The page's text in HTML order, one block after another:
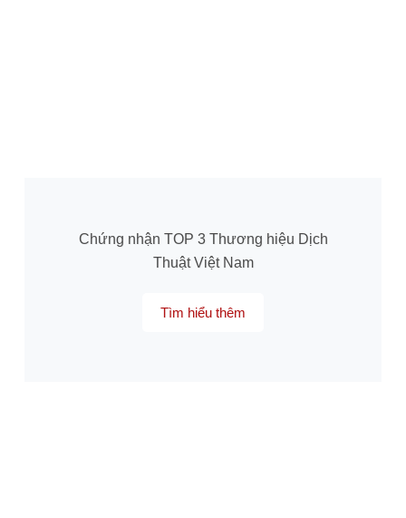
Chứng nhận TOP 3 Thương hiệu Dịch
Thuật Việt Nam
Tìm hiểu thêm